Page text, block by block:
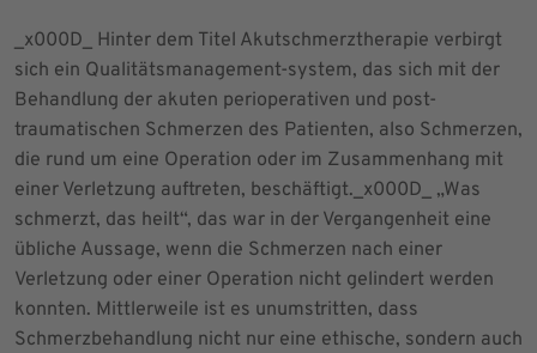
_x000D_ Hinter dem Titel Akutschmerztherapie verbirgt
sich ein Qualitätsmanagement-system, das sich mit der
Behandlung der akuten perioperativen und post-
traumatischen Schmerzen des Patienten, also Schmerzen,
die rund um eine Operation oder im Zusammenhang mit
einer Verletzung auftreten, beschäftigt._x000D_ „Was
schmerzt, das heilt“, das war in der Vergangenheit eine
übliche Aussage, wenn die Schmerzen nach einer
Verletzung oder einer Operation nicht gelindert werden
konnten. Mittlerweile ist es unumstritten, dass
Schmerzbehandlung nicht nur eine ethische, sondern auch